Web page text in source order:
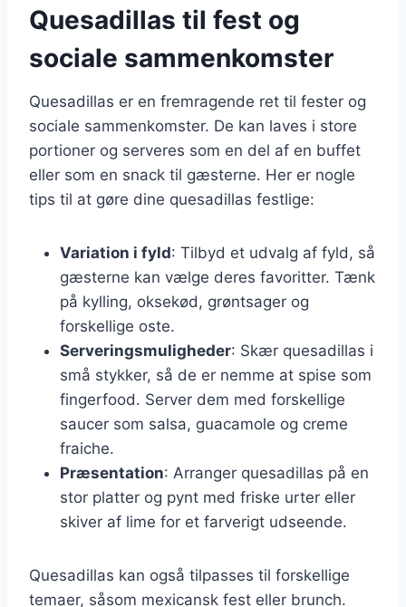
Quesadillas til fest og
sociale sammenkomster
Quesadillas er en fremragende ret til fester og
sociale sammenkomster. De kan laves i store
portioner og serveres som en del af en buffet
eller som en snack til gæsterne. Her er nogle
tips til at gøre dine quesadillas festlige:
Variation i fyld: Tilbyd et udvalg af fyld, så
gæsterne kan vælge deres favoritter. Tænk
på kylling, oksekød, grøntsager og
forskellige oste.
Serveringsmuligheder: Skær quesadillas i
små stykker, så de er nemme at spise som
fingerfood. Server dem med forskellige
saucer som salsa, guacamole og creme
fraiche.
Præsentation: Arranger quesadillas på en
stor platter og pynt med friske urter eller
skiver af lime for et farverigt udseende.
Quesadillas kan også tilpasses til forskellige
temaer, såsom mexicansk fest eller brunch.